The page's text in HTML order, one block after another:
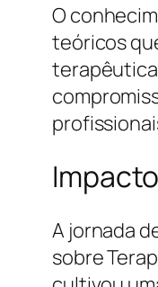
O
teóricos
A jornada
sobre